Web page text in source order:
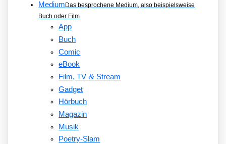
Medium Das besprochene Medium, also beispielsweise
Buch oder Film
App
Buch
Comic
eBook
Film, TV&Stream
Gadget
Hörbuch
Magazin
Musik
Poetry-Slam